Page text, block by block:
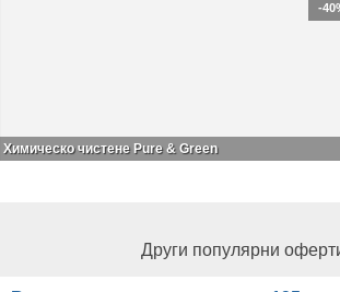
-
Химическо чистене Pure & Green
Други популярни